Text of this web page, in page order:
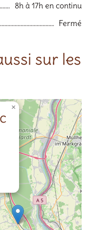
8h à 17h en continu
Fermé
sur les
×